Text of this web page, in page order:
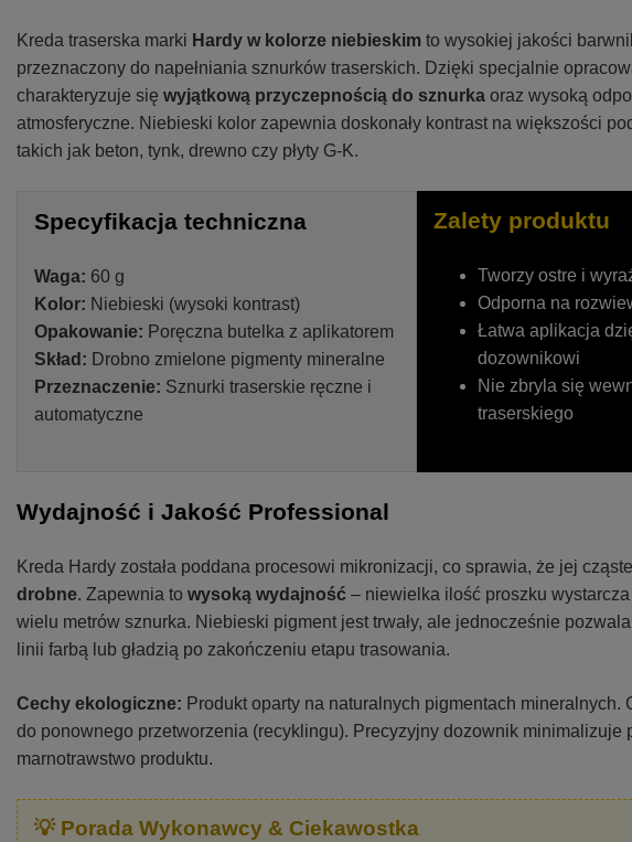
Kreda traserska marki Hardy w kolorze niebieskim to wysokiej jakości
przeznaczony do napełniania sznurków traserskich. Dzięki specjalnie
charakteryzuje się wyjątkową przyczepnością do sznurka oraz wysoką
atmosferyczne. Niebieski kolor zapewnia doskonały kontrast na większości
takich jak beton, tynk, drewno czy płyty G-K.
Specyfikacja techniczna
Waga: 60 g
Kolor: Niebieski (wysoki kontrast)
Opakowanie: Poręczna butelka z aplikatorem
Skład: Drobno zmielone pigmenty mineralne
Przeznaczenie: Sznurki traserskie ręczne i
automatyczne
Zalety produktu
Tworzy ostre i
Odporna na
Łatwa aplikacja
dozownikowi
Nie zbryla się
traserskiego
Wydajność i Jakość Professional
Kreda Hardy została poddana procesowi mikronizacji, co sprawia, że jej
drobne. Zapewnia to wysoką wydajność – niewielka ilość proszku
wielu metrów sznurka. Niebieski pigment jest trwały, ale jednocześnie
linii farbą lub gładzią po zakończeniu etapu trasowania.
Cechy ekologiczne: Produkt oparty na naturalnych pigmentach mineralnych.
do ponownego przetworzenia (recyklingu). Precyzyjny dozownik minimalizuje
marnotrawstwo produktu.
💡 Porada Wykonawcy & Ciekawostka